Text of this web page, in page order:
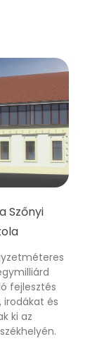
Szőnyi
fejlesztés
és
ki az